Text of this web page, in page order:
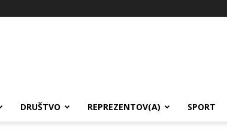
DRUŠTVO REPREZENTOV(A) SPORT